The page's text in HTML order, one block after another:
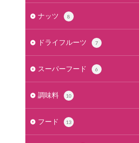
ナッツ 8
ドライフルーツ 7
スーパーフード 6
調味料 10
フード 13